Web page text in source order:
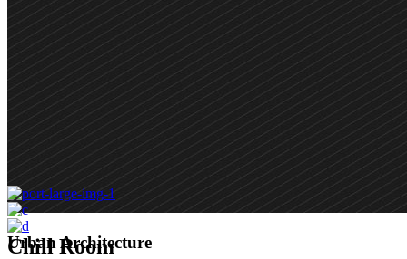
Chill Room
Urban Architecture